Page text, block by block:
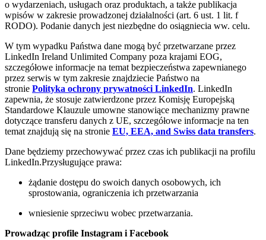
o wydarzeniach, usługach oraz produktach, a także publikacja
wpisów w zakresie prowadzonej działalności (art. 6 ust. 1 lit. f
RODO). Podanie danych jest niezbędne do osiągniecia ww. celu.
W tym wypadku Państwa dane mogą być przetwarzane przez
LinkedIn Ireland Unlimited Company poza krajami EOG,
szczegółowe informacje na temat bezpieczeństwa zapewnianego
przez serwis w tym zakresie znajdziecie Państwo na
stronie Polityka ochrony prywatności LinkedIn. LinkedIn
zapewnia, że stosuje zatwierdzone przez Komisję Europejską
Standardowe Klauzule umowne stanowiące mechanizmy prawne
dotyczące transferu danych z UE, szczegółowe informacje na ten
temat znajdują się na stronie EU, EEA, and Swiss data transfers.
Dane będziemy przechowywać przez czas ich publikacji na profilu
LinkedIn.Przysługujące prawa:
żądanie dostępu do swoich danych osobowych, ich
sprostowania, ograniczenia ich przetwarzania
wniesienie sprzeciwu wobec przetwarzania.
Prowadząc profile Instagram i Facebook